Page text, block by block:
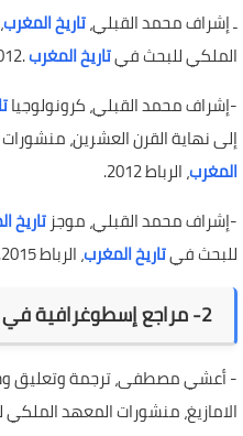
ـ إشراف محمد القبلي،تاريخ المغرب
الملكي للبحث فيتاريخ المغرب.2012
-إشراف محمد القبلي، كرونولوجيا
إلى نهاية القرن العشرين،
المغرب، الرباط 2012.
-إشراف محمد القبلي، موجز تاريخ
للبحث فيتاريخ المغرب، الرباط 2015.
2- مراجع إسطوغرافية في
- أعشي مصطفى، ترجمة وتعليق
الامازيغ، منشورات المعهد الملكي